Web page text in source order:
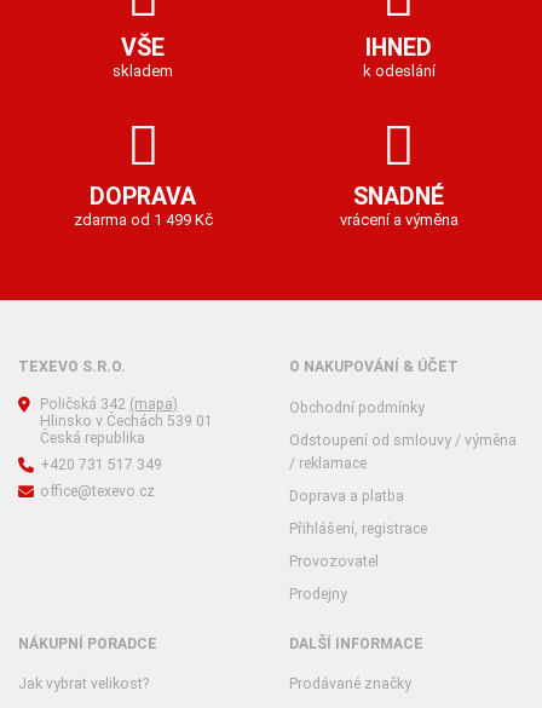
VŠE
skladem
IHNED
k odeslání
DOPRAVA
zdarma od 1 499 Kč
SNADNÉ
vrácení a výměna
TEXEVO S.R.O.
Poličská 342 (mapa)
Hlinsko v Čechách 539 01
Česká republika
+420 731 517 349
office@texevo.cz
O NAKUPOVÁNÍ & ÚČET
Obchodní podmínky
Odstoupení od smlouvy / výměna
/ reklamace
Doprava a platba
Přihlášení, registrace
Provozovatel
Prodejny
NÁKUPNÍ PORADCE
Jak vybrat velikost?
DALŠÍ INFORMACE
Prodávané značky